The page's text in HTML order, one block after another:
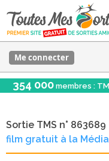
Me connecter
354 000 membres :
Sortie TMS n° 863689
film gratuit à la